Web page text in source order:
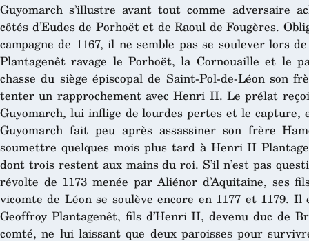
Guyomarch s’illustre avant tout comme adversaire
côtés d’Eudes de Porhoët et de Raoul de Fougères.
campagne de 1167, il ne semble pas se soulever lors
Plantagenêt ravage le Porhoët, la Cornouaille et le
chasse du siège épiscopal de Saint-Pol-de-Léon son
tenter un rapprochement avec Henri II. Le prélat
Guyomarch, lui inflige de lourdes pertes et le capture,
Guyomarch fait peu après assassiner son frère
soumettre quelques mois plus tard à Henri II
dont trois restent aux mains du roi. S’il n’est pas
révolte de 1173 menée par Aliénor d’Aquitaine, ses
vicomte de Léon se soulève encore en 1177 et 1179.
Geoffroy Plantagenêt, fils d’Henri II, devenu duc de
comté, ne lui laissant que deux paroisses pour